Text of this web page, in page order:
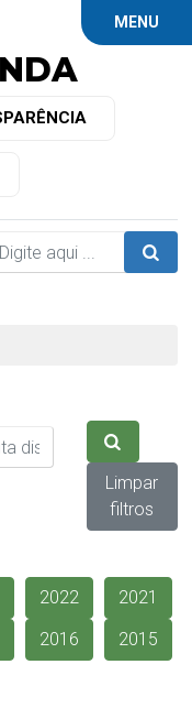
MENU
Limpar
filtros
2022
2021
2016 2015